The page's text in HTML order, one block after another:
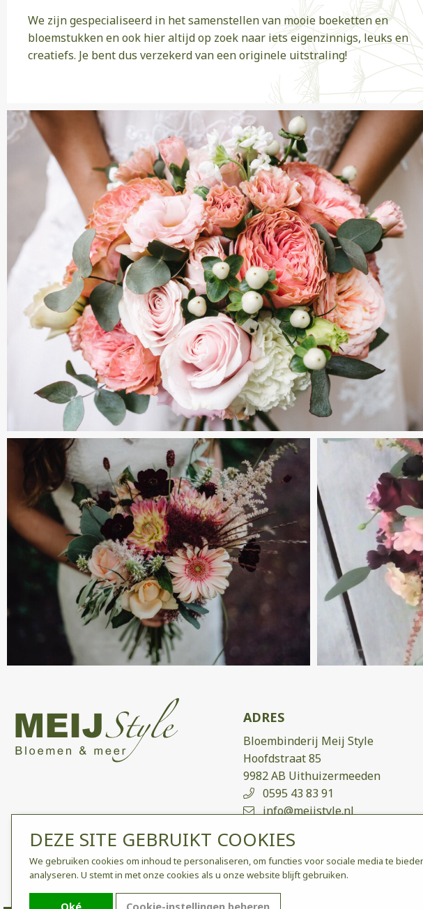
We zijn gespecialiseerd in het samenstellen van mooie boeketten en
bloemstukken en ook hier altijd op zoek naar iets eigenzinnigs, leuks en
creatiefs. Je bent dus verzekerd van een originele uitstraling!
ADRES
Bloembinderij Meij Style
Hoofdstraat 85
9982 AB Uithuizermeeden
0595 43 83 91
info@meijstyle.nl
Bankrekening NL86 INGB 0007
142
DEZE SITE GEBRUIKT COOKIES
We gebruiken cookies om inhoud te personaliseren, om functies voor sociale media te
analyseren. U stemt in met onze cookies als u onze website blijft gebruiken.